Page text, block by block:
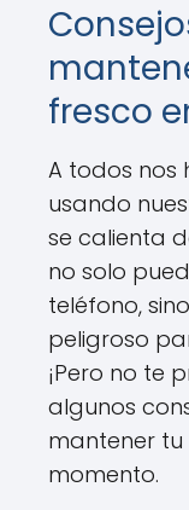
fresco
A todos nos
usando
se calienta
no solo
teléfono,
peligroso
¡Pero no te
algunos
mantener
momento.